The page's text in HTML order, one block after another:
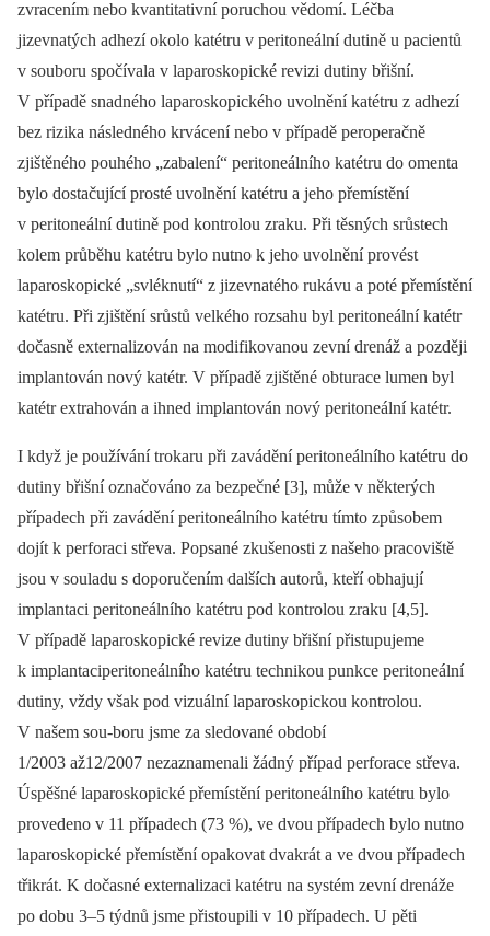
zvracením nebo kvantitativní poruchou vědomí. Léčba
jizevnatých adhezí okolo katétru v peritoneální dutině u pacientů
v souboru spočívala v laparoskopické revizi dutiny břišní.
V případě snadného laparoskopického uvolnění katétru z adhezí
bez rizika následného krvácení nebo v případě peroperačně
zjištěného pouhého „zabalení“ peritoneálního katétru do omenta
bylo dostačující prosté uvolnění katétru a jeho přemístění
v peritoneální dutině pod kontrolou zraku. Při těsných srůstech
kolem průběhu katétru bylo nutno k jeho uvolnění provést
laparoskopické „svléknutí“ z jizevnatého rukávu a poté přemístění
katétru. Při zjištění srůstů velkého rozsahu byl peritoneální katétr
dočasně externalizován na modifikovanou zevní drenáž a později
implantován nový katétr. V případě zjištěné obturace lumen byl
katétr extrahován a ihned implantován nový peritoneální katétr.
I když je používání trokaru při zavádění peritoneálního katétru do
dutiny břišní označováno za bezpečné [3], může v ně­kte­rých
případech při zavádění peritoneálního katétru tímto způsobem
dojít k perforaci střeva. Popsané zkušenosti z našeho pracoviště
jsou v souladu s doporučením dalších autorů, kteří obhajují
implantaci peritoneálního katétru pod kontrolou zraku [4,5].
V případě laparoskopické revize dutiny břišní přistupujeme
k implantaciperitoneálního katétru technikou punkce peritoneální
dutiny, vždy však pod vizuální laparoskopickou kontrolou.
V našem sou-boru jsme za sledované období
1/2003 až12/2007 nezaznamenali žádný případ perforace střeva.
Úspěšné laparoskopické přemístění peritoneálního katétru bylo
provedeno v 11 případech (73 %), ve dvou případech bylo nutno
laparoskopické přemístění opakovat dvakrát a ve dvou případech
třikrát. K dočasné externalizaci katétru na systém zevní drenáže
po dobu 3–5 týdnů jsme přistoupili v 10 případech. U pěti